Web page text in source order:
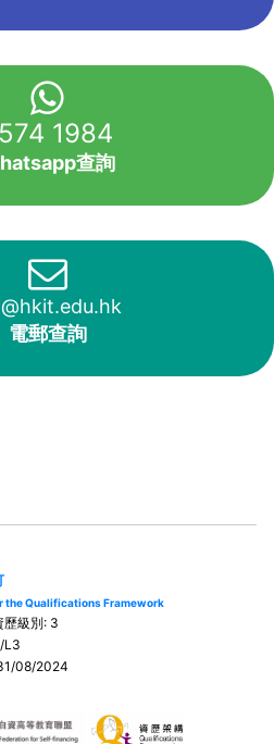
1984
查詢
電郵查詢
the Qualifications Framework
歷級別: 3
L3
08/2024